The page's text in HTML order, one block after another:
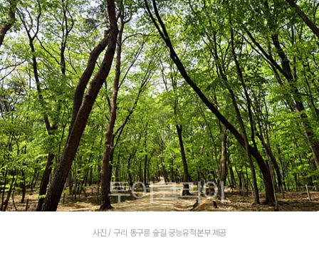
사진 / 구리 동구릉 숲길 궁능유적본부 제공